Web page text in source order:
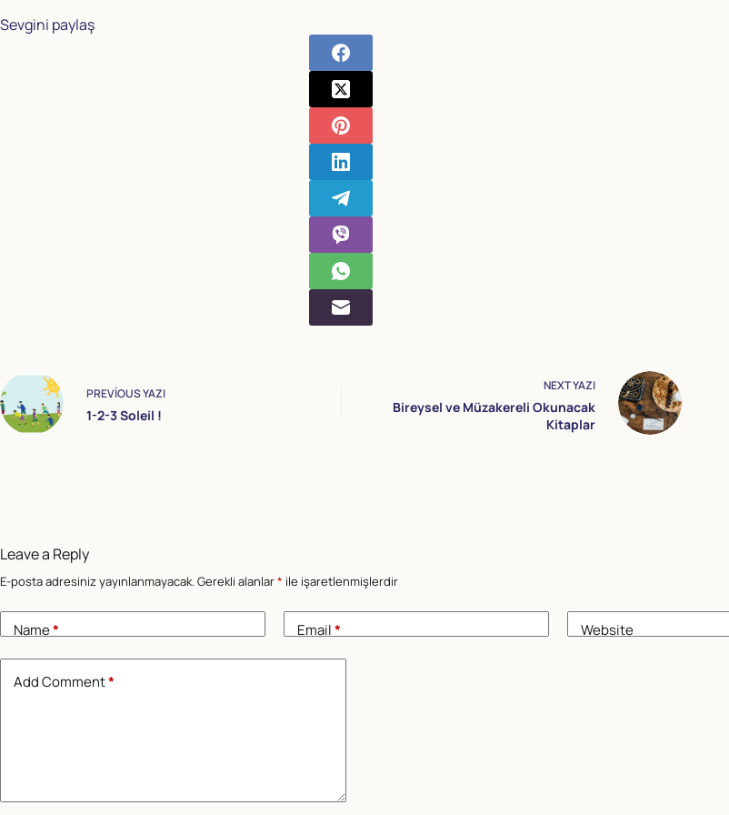
Sevgini paylaş
PREVIOUSYAZI
1-2-3 Soleil !
NEXTYAZI
Bireysel ve Müzakereli Okunacak
Kitaplar
Leave a Reply
E-posta adresiniz yayınlanmayacak.Gerekli alanlar* ile işaretlenmişlerdir
Name* Email* Website
Add Comment*